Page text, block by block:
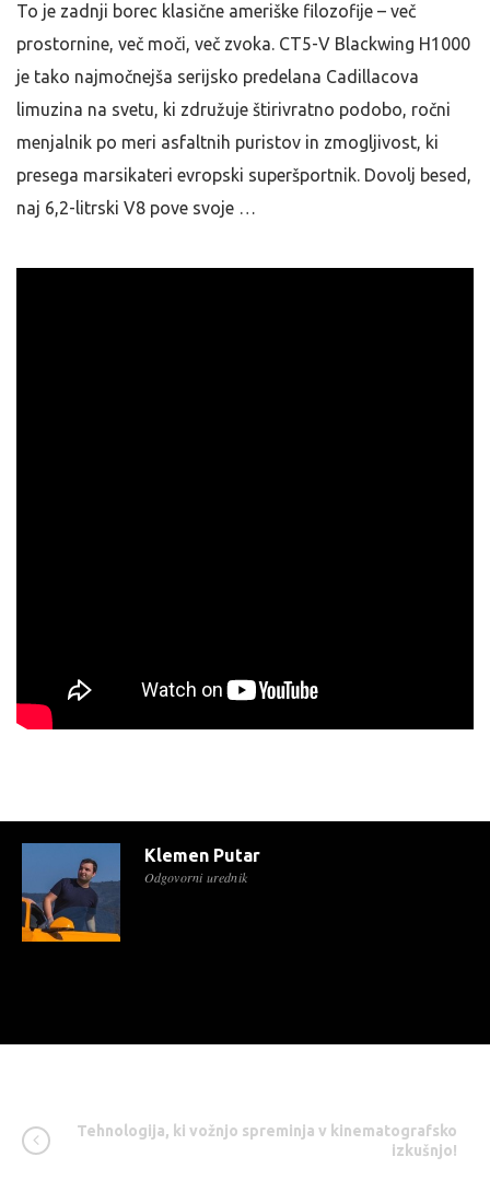
To je zadnji borec klasične ameriške filozofije – več
prostornine, več moči, več zvoka. CT5-V Blackwing H1000
je tako najmočnejša serijsko predelana Cadillacova
limuzina na svetu, ki združuje štirivratno podobo, ročni
menjalnik po meri asfaltnih puristov in zmogljivost, ki
presega marsikateri evropski superšportnik. Dovolj besed,
naj 6,2-litrski V8 pove svoje …
Klemen Putar
Odgovorni urednik
Tehnologija, ki vožnjo spreminja v kinematografsko
izkušnjo!